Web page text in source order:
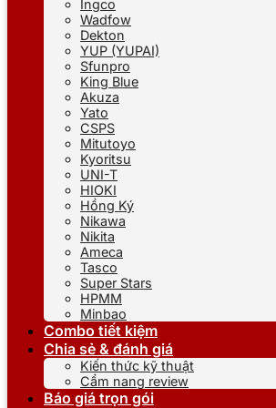
Ingco
Wadfow
Dekton
YUP (YUPAI)
Sfunpro
King Blue
Akuza
Yato
CSPS
Mitutoyo
Kyoritsu
UNI-T
HIOKI
Hồng Ký
Nikawa
Nikita
Ameca
Tasco
Super Stars
HPMM
Minbao
Combo tiết kiệm
Chia sẻ & đánh giá
Kiến thức kỹ thuật
Cẩm nang review
Báo giá trọn gói